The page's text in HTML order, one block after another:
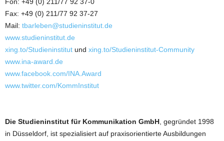
Fax: +49 (0) 211/77 92 37-27
Mail: tbarleben@studieninstitut.de
www.studieninstitut.de
xing.to/Studieninstitut und xing.to/Studieninstitut-Community
www.ina-award.de
www.facebook.com/INA.Award
www.twitter.com/KommInstitut
Die Studieninstitut für Kommunikation GmbH , gegründet 1998
in Düsseldorf, ist spezialisiert auf praxisorientierte Ausbildungen